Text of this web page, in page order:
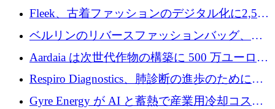
ップFintoが340万ドルを調達、シリコンバレ
ーではなくミュンヘンを選んだと語る
Fleek、古着ファッションのデジタル化に2,500
万ドルを確保
ベルリンのリバースファッションバッグ、繊
維仕分け規模拡大に7桁の資金調達
Aardaia は次世代作物の構築に 500 万ユーロを
寄付
Respiro Diagnostics、肺診断の進歩のために
100 万ポンドを確保
Gyre Energy が AI と蓄熱で産業用冷却コスト